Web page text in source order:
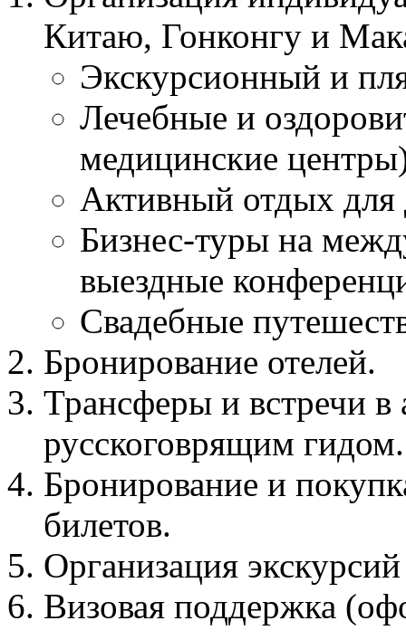
Китаю, Гонконгу и
Экскурсионный и
Лечебные и
медицинские
Активный отдых для
Бизнес-туры на
выездные
Свадебные
Бронирование отелей.
Трансферы и встречи в
русскоговрящим
Бронирование и
билетов.
Организация
Визовая поддержка